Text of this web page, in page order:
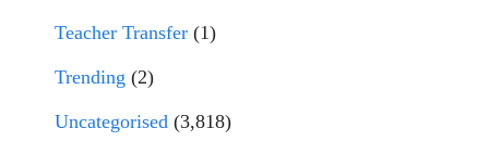
Teacher Transfer (1)
Trending (2)
Uncategorised (3,818)